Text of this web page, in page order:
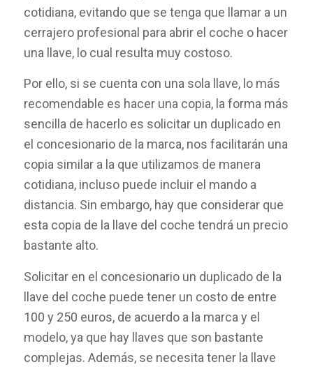
cotidiana, evitando que se tenga que llamar a un
cerrajero profesional para abrir el coche o hacer
una llave, lo cual resulta muy costoso.
Por ello, si se cuenta con una sola llave, lo más
recomendable es hacer una copia, la forma más
sencilla de hacerlo es solicitar un duplicado en
el concesionario de la marca, nos facilitarán una
copia similar a la que utilizamos de manera
cotidiana, incluso puede incluir el mando a
distancia. Sin embargo, hay que considerar que
esta copia de la llave del coche tendrá un precio
bastante alto.
Solicitar en el concesionario un duplicado de la
llave del coche puede tener un costo de entre
100 y 250 euros, de acuerdo a la marca y el
modelo, ya que hay llaves que son bastante
complejas. Además, se necesita tener la llave